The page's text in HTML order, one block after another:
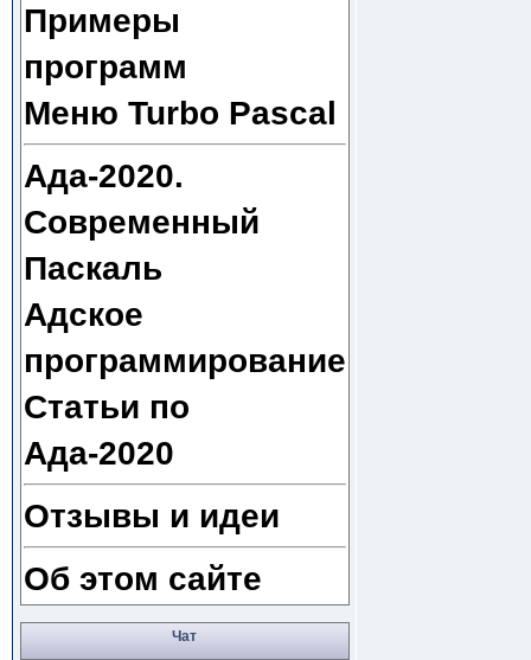
Примеры
программ
Меню Turbo Pascal
Ада-2020.
Современный
Паскаль
Адское
программирование
Статьи по
Ада-2020
Отзывы и идеи
Об этом сайте
Чат